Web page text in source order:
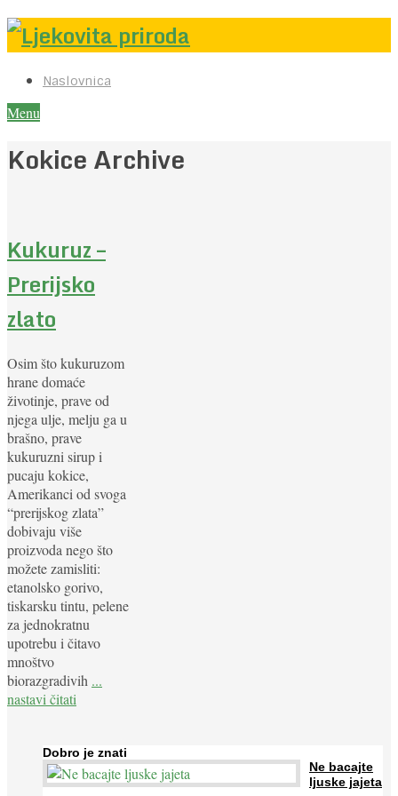
Naslovnica
Menu
Kokice Archive
Kukuruz –
Prerijsko
zlato
Osim što kukuruzom
hrane domaće
životinje, prave od
njega ulje, melju ga u
brašno, prave
kukuruzni sirup i
pucaju kokice,
Amerikanci od svoga
“prerijskog zlata”
dobivaju više
proizvoda nego što
možete zamisliti:
etanolsko gorivo,
tiskarsku tintu, pelene
za jednokratnu
upotrebu i čitavo
mnoštvo
biorazgradivih ...
nastavi čitati
Dobro je znati
Ne bacajte
ljuske jajeta